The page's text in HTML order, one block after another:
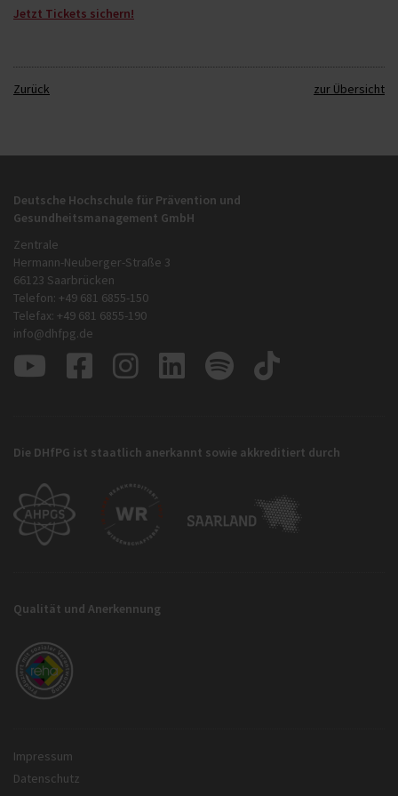
Jetzt Tickets sichern!
Zurück zur Übersicht
Deutsche Hochschule für Prävention und
Gesundheitsmanagement GmbH
Zentrale
Hermann-Neuberger-Straße 3
66123 Saarbrücken
Telefon: +49 681 6855-150
Telefax: +49 681 6855-190
info@dhfpg.de
Die DHfPG ist staatlich anerkannt sowie akkreditiert durch
Qualität und Anerkennung
Impressum
Datenschutz